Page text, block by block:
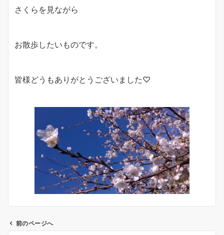
さくらを見ながら
お散歩したいものです。
皆様どうもありがとうございました♡
前のページへ